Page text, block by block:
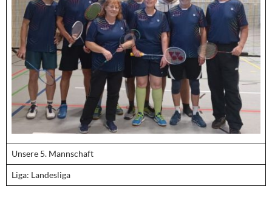
Unsere 5. Mannschaft
Liga: Landesliga